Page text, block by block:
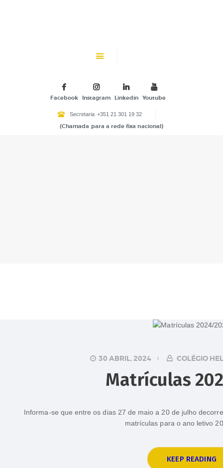
Facebook Instagram Linkedin Youtube
Secretaria +351 21 301 19 32
(Chamada para a rede fixa nacional)
INSTITUIÇÃO PARTICULAR DE SOLIDARIEDADE SOCIAL
ATIVIDADES
GALERIA
30 ABRIL, 2024 COLÉGIO
Matrículas
Informa-se que entre os dias 27 de maio a 20 de julho
matrículas para o ano letivo
KEEP READING